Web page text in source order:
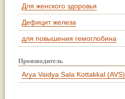
Для женского здоровья
Дефицит железа
для повышения гемоглобина
Производитель
Arya Vaidya Sala Kottakkal (AVS)